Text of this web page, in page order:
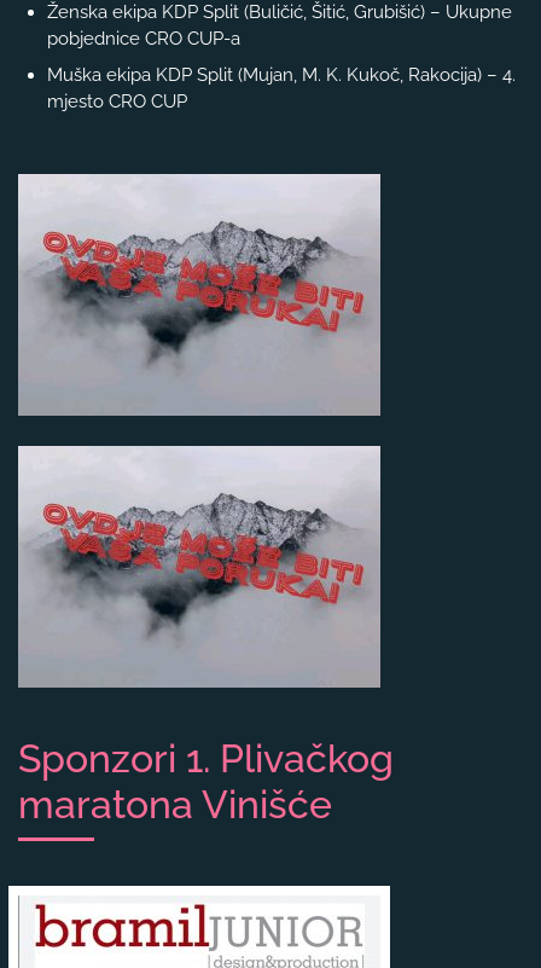
Ženska ekipa KDP Split (Buličić, Šitić, Grubišić) – Ukupne
pobjednice CRO CUP-a
Muška ekipa KDP Split (Mujan, M. K. Kukoč, Rakocija) – 4.
mjesto CRO CUP
Sponzori 1. Plivačkog
maratona Vinišće